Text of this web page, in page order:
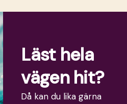
Läst hela
vägen hit?
Då kan du lika gärna